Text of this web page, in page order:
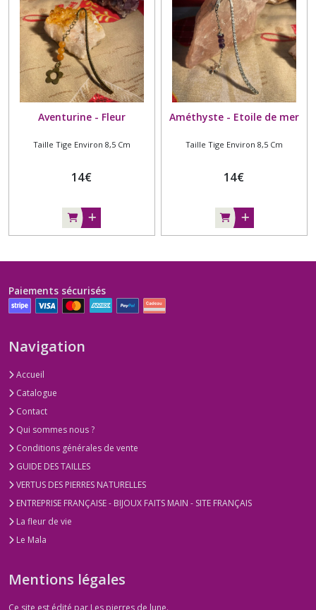
Aventurine - Fleur
Taille Tige Environ 8,5 Cm
14€
Améthyste - Etoile de mer
Taille Tige Environ 8,5 Cm
14€
12
cm
(4)
Afficher
Paiements sécurisés
Navigation
Accueil
Catalogue
Contact
Qui sommes nous ?
Conditions générales de vente
GUIDE DES TAILLES
VERTUS DES PIERRES NATURELLES
ENTREPRISE FRANÇAISE - BIJOUX FAITS MAIN - SITE FRANÇAIS
La fleur de vie
Le Mala
Mentions légales
Ce site est édité par Les pierres de lune.